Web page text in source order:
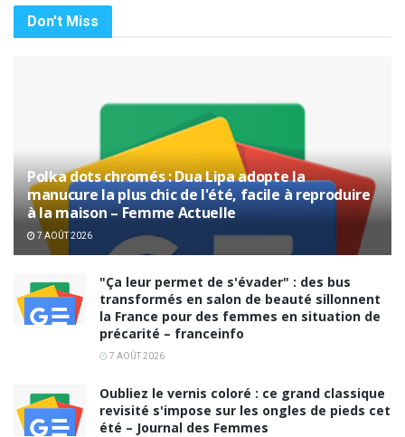
Don't Miss
Polka dots chromés : Dua Lipa adopte la
manucure la plus chic de l'été, facile à reproduire
à la maison – Femme Actuelle
7 AOÛT 2026
"Ça leur permet de s'évader" : des bus
transformés en salon de beauté sillonnent
la France pour des femmes en situation de
précarité – franceinfo
7 AOÛT 2026
Oubliez le vernis coloré : ce grand classique
revisité s'impose sur les ongles de pieds cet
été – Journal des Femmes